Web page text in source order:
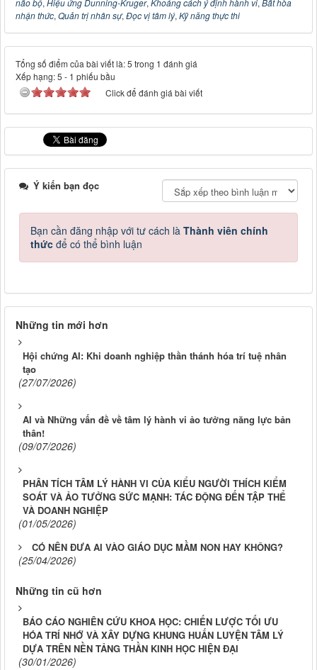
não bộ, Hiệu ứng Dunning-Kruger, Khoảng cách ý định hành vi, Bất hòa
nhận thức, Quản trị nhân sự, Đọc vị tâm lý, Kỹ năng thực thi
Tổng số điểm của bài viết là: 5 trong 1 đánh giá
Xếp hạng:5 - 1 phiếu bầu
Click để đánh giá bài viết
Ý kiến bạn đọc
Bạn cần đăng nhập với tư cách là Thành viên chính
thức để có thể bình luận
Những tin mới hơn
Hội chứng AI: Khi doanh nghiệp thần thánh hóa trí tuệ nhân
tạo
(27/07/2026)
AI và Những vấn đề về tâm lý hành vi ảo tưởng năng lực bản
thân!
(09/07/2026)
PHÂN TÍCH TÂM LÝ HÀNH VI CỦA KIỂU NGƯỜI THÍCH KIỂM
SOÁT VÀ ẢO TƯỞNG SỨC MẠNH: TÁC ĐỘNG ĐẾN TẬP THỂ
VÀ DOANH NGHIỆP
(01/05/2026)
CÓ NÊN ĐƯA AI VÀO GIÁO DỤC MẦM NON HAY KHÔNG?
(25/04/2026)
Những tin cũ hơn
BÁO CÁO NGHIÊN CỨU KHOA HỌC: CHIẾN LƯỢC TỐI ƯU
HÓA TRÍ NHỚ VÀ XÂY DỰNG KHUNG HUẤN LUYỆN TÂM LÝ
DỰA TRÊN NỀN TẢNG THẦN KINH HỌC HIỆN ĐẠI
(30/01/2026)